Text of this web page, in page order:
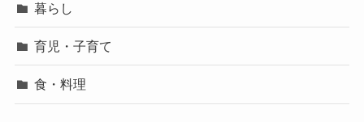
暮らし
育児・子育て
食・料理